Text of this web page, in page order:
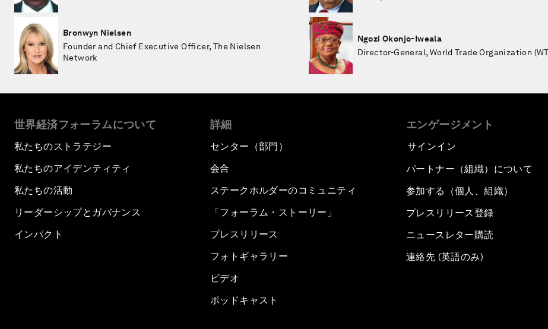
Bronwyn Nielsen
Founder and Chief Executive Officer, The Nielsen
Network
Ngozi Okonjo-Iweala
Director-General, World Trade Organization
世界経済フォーラムについて
私たちのストラテジー
私たちのアイデンティティ
私たちの活動
リーダーシップとガバナンス
インパクト
詳細
センター（部門）
会合
ステークホルダーのコミュニティ
「フォーラム・ストーリー」
プレスリリース
フォトギャラリー
ビデオ
ポッドキャスト
エンゲージメント
サインイン
パートナー（組織）について
参加する（個人、組織）
プレスリリース登録
ニュースレター購読
連絡先 (英語のみ)